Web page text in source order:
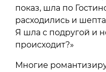
показ, шла по
расходились и
Я шла с подругой и
происходит?»
Многие